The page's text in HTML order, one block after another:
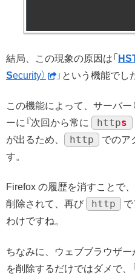
結局、この現象の原因は「
Security） 」という機能でし
この機能によって、サーバー
ーに『次回から常に
https
が出るため、
http
でのア
す。
Firefox の履歴を消すことで
削除されて、再び
http
わけですね。
ちなみに、ウェブブラウザー
を削除するだけではダメで、「